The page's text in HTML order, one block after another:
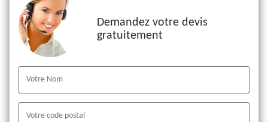
Demandez votre devis
gratuitement